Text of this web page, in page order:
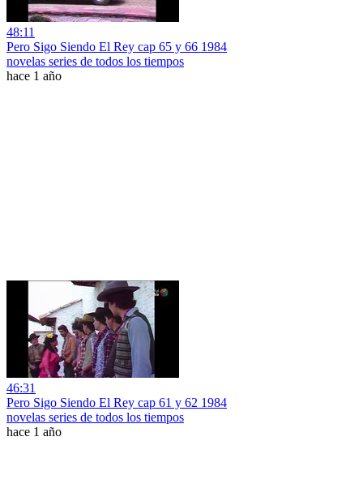
48:11
Pero Sigo Siendo El Rey cap 65 y 66 1984
novelas series de todos los tiempos
hace 1 año
46:31
Pero Sigo Siendo El Rey cap 61 y 62 1984
novelas series de todos los tiempos
hace 1 año